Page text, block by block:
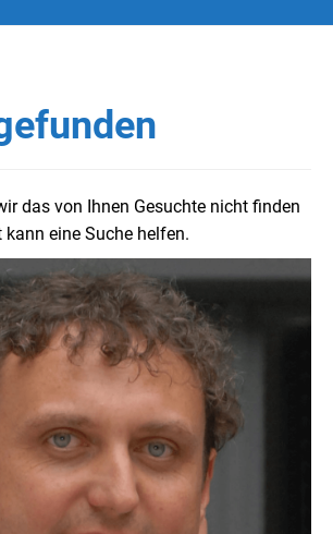
das von Ihnen Gesuchte nicht finden
eine Suche helfen.